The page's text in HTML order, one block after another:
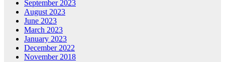
September 2023
August 2023
June 2023
March 2023
January 2023
December 2022
November 2018